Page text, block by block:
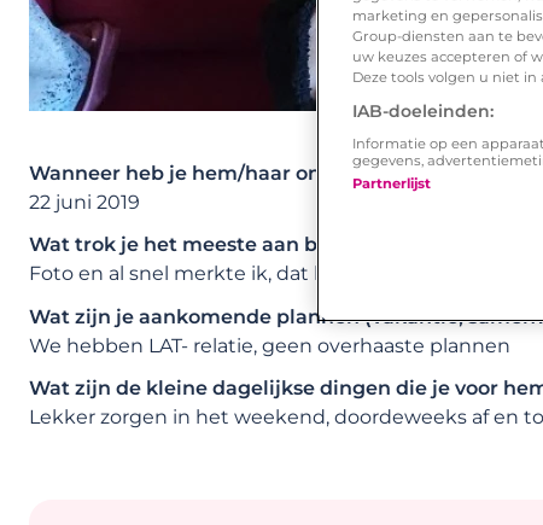
Wanneer heb je hem/haar ontmoet?
22 juni 2019
Wat trok je het meeste aan bij zijn/haar Lexa
Foto en al snel merkte ik, dat hij over genoeg humor
Wat zijn je aankomende plannen (vakantie,
We hebben LAT- relatie, geen overhaaste plannen
Wat zijn de kleine dagelijkse dingen die je voor
Lekker zorgen in het weekend, doordeweeks af en
marketing en
Group-diensten aan te
uw keuzes accepteren of
Deze tools volgen u niet
IAB-doeleinden:
Informatie op een
gegevens,
Partnerlijst